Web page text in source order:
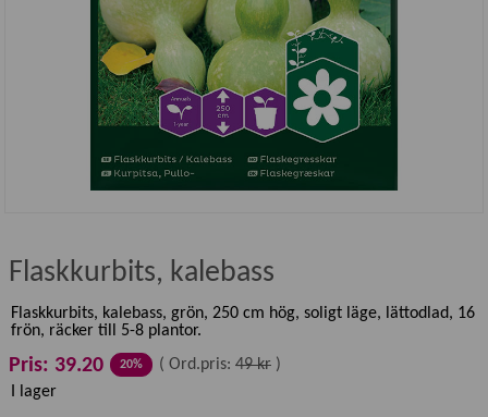
Flaskkurbits, kalebass
Flaskkurbits, kalebass, grön, 250 cm hög, soligt läge, lättodlad, 16
frön, räcker till 5-8 plantor.
Pris: 39.20 20% ( Ord.pris: 49 kr )
I lager